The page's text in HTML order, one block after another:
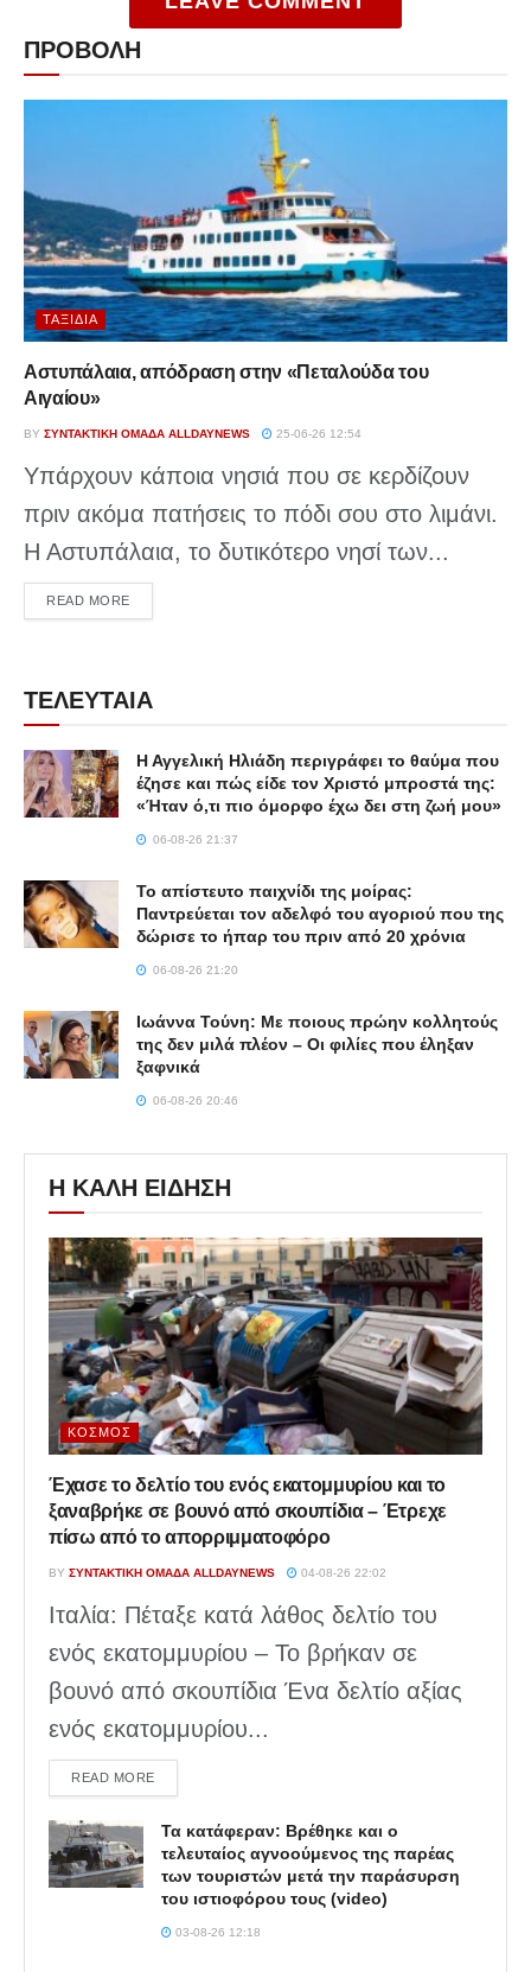
ΠΡΟΒΟΛΗ
ΤΑΞΊΔΙΑ
Αστυπάλαια, απόδραση στην «Πεταλούδα του
Αιγαίου»
BY ΣΥΝΤΑΚΤΙΚΉ ΟΜΆΔΑ ALLDAYNEWS 25-06-26 12:54
Υπάρχουν κάποια νησιά που σε κερδίζουν
πριν ακόμα πατήσεις το πόδι σου στο λιμάνι.
Η Αστυπάλαια, το δυτικότερο νησί των...
READ MOREDETAILS
ΤΕΛΕΥΤΑΙΑ
Η Αγγελική Ηλιάδη περιγράφει το θαύμα που
έζησε και πώς είδε τον Χριστό μπροστά της:
«Ήταν ό,τι πιο όμορφο έχω δει στη ζωή μου»
06-08-26 21:37
Το απίστευτο παιχνίδι της μοίρας:
Παντρεύεται τον αδελφό του αγοριού που της
δώρισε το ήπαρ του πριν από 20 χρόνια
06-08-26 21:20
Ιωάννα Τούνη: Με ποιους πρώην κολλητούς
της δεν μιλά πλέον – Οι φιλίες που έληξαν
ξαφνικά
06-08-26 20:46
Η ΚΑΛΗ ΕΙΔΗΣΗ
ΚΌΣΜΟΣ
Έχασε το δελτίο του ενός εκατομμυρίου και το
ξαναβρήκε σε βουνό από σκουπίδια – Έτρεχε
πίσω από το απορριμματοφόρο
BY ΣΥΝΤΑΚΤΙΚΉ ΟΜΆΔΑ ALLDAYNEWS 04-08-26 22:02
Ιταλία: Πέταξε κατά λάθος δελτίο του
ενός εκατομμυρίου – Το βρήκαν σε
βουνό από σκουπίδια Ένα δελτίο αξίας
ενός εκατομμυρίου...
READ MOREDETAILS
Τα κατάφεραν: Βρέθηκε και ο
τελευταίος αγνοούμενος της παρέας
των τουριστών μετά την παράσυρση
του ιστιοφόρου τους (video)
03-08-26 12:18